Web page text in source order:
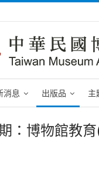
消息 出版品 主
：博物館教